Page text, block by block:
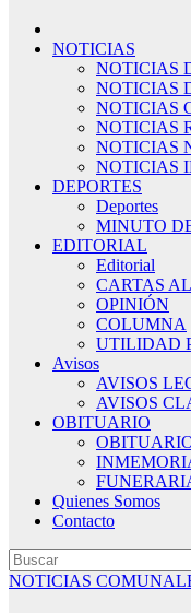
NOTICIAS
NOTICIAS
NOTICIAS
NOTICIAS
NOTICIAS
NOTICIAS
NOTICIAS
DEPORTES
Deportes
MINUTO
EDITORIAL
Editorial
CARTAS
OPINIÓN
COLUMNA
UTILIDAD
Avisos
AVISOS
AVISOS
OBITUARIO
Quienes Somos
Contacto
NOTICIAS